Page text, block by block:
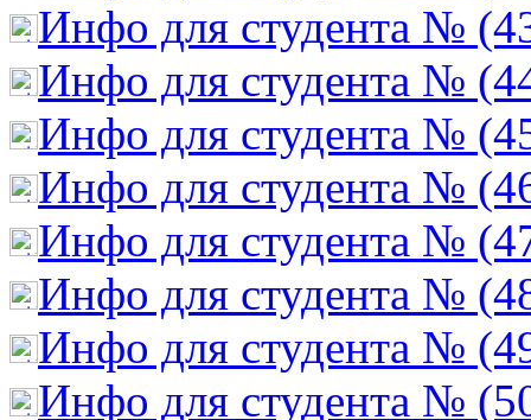
Инфо для студента №
Инфо для студента №
Инфо для студента №
Инфо для студента №
Инфо для студента №
Инфо для студента №
Инфо для студента №
Инфо для студента №